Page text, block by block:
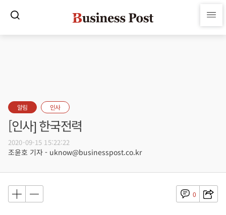
알림 인사
[인사] 한국전력
2020-09-15 15:22:22
조윤호 기자 - uknow@businesspost.co.kr
0